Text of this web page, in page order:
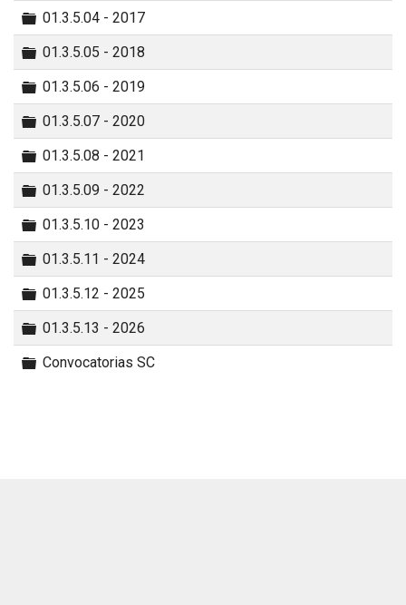
Carpeta
01.3.5.04 - 2017
Carpeta
01.3.5.05 - 2018
Carpeta
01.3.5.06 - 2019
Carpeta
01.3.5.07 - 2020
Carpeta
01.3.5.08 - 2021
Carpeta
01.3.5.09 - 2022
Carpeta
01.3.5.10 - 2023
Carpeta
01.3.5.11 - 2024
Carpeta
01.3.5.12 - 2025
Carpeta
01.3.5.13 - 2026
Carpeta
Convocatorias SC